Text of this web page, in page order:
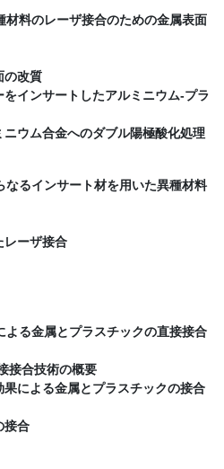
料のレーザ接合のための金属表面
改質
インサートしたアルミニウム-プラ
ウム合金へのダブル陽極酸化処理
るインサート材を用いた異種材料
ーザ接合
る金属とプラスチックの直接接合
合技術の概要
による金属とプラスチックの接合
合